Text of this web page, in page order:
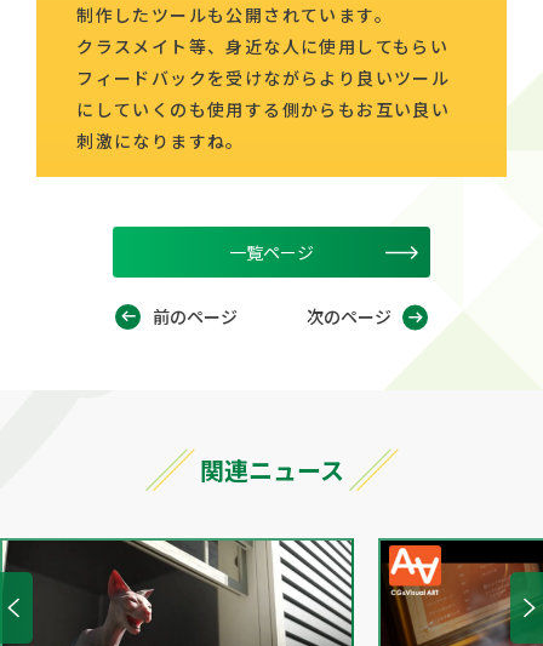
制作したツールも公開されています。
クラスメイト等、身近な人に使用してもらい
フィードバックを受けながらより良いツール
にしていくのも使用する側からもお互い良い
刺激になりますね。
前のページ
一覧ページ
次のページ
関連ニュース